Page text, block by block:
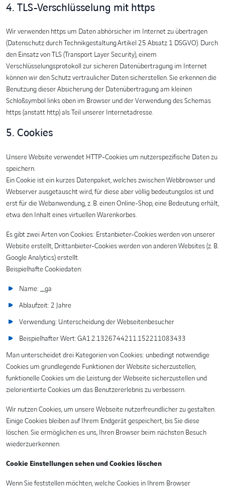
4. TLS-Verschlüsselung mit https
Wir verwenden https um Daten abhörsicher im Internet zu übertragen
(Datenschutz durch Technikgestaltung Artikel 25 Absatz 1 DSGVO). Durch
den Einsatz von TLS (Transport Layer Security), einem
Verschlüsselungsprotokoll zur sicheren Datenübertragung im Internet
können wir den Schutz vertraulicher Daten sicherstellen. Sie erkennen die
Benutzung dieser Absicherung der Datenübertragung am kleinen
Schloßsymbol links oben im Browser und der Verwendung des Schemas
https (anstatt http) als Teil unserer Internetadresse.
5. Cookies
Unsere Website verwendet HTTP-Cookies um nutzerspezifische Daten zu
speichern.
Ein Cookie ist ein kurzes Datenpaket, welches zwischen Webbrowser und
Webserver ausgetauscht wird, für diese aber völlig bedeutungslos ist und
erst für die Webanwendung, z. B. einen Online-Shop, eine Bedeutung erhält,
etwa den Inhalt eines virtuellen Warenkorbes.
Es gibt zwei Arten von Cookies: Erstanbieter-Cookies werden von unserer
Website erstellt, Drittanbieter-Cookies werden von anderen Websites (z. B.
Google Analytics) erstellt.
Beispielhafte Cookiedaten:
Name: _ga
Ablaufzeit: 2 Jahre
Verwendung: Unterscheidung der Webseitenbesucher
Beispielhafter Wert: GA1.2.1326744211.152211083433
Man unterscheidet drei Kategorien von Cookies: unbedingt notwendige
Cookies um grundlegende Funktionen der Website sicherzustellen,
funktionelle Cookies um die Leistung der Webseite sicherzustellen und
zielorientierte Cookies um das Benutzererlebnis zu verbessern.
Wir nutzen Cookies, um unsere Webseite nutzerfreundlicher zu gestalten.
Einige Cookies bleiben auf Ihrem Endgerät gespeichert, bis Sie diese
löschen. Sie ermöglichen es uns, Ihren Browser beim nächsten Besuch
wiederzuerkennen.
Cookie Einstellungen sehen und Cookies löschen
Wenn Sie feststellen möchten, welche Cookies in Ihrem Browser